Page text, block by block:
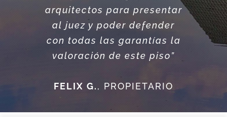
arquitectos para presentar
al juez y poder defender
con todas las garantías la
valoración de este piso”
FELIX G., PROPIETARIO
LAIA • PROPIETARIA
ROGER R. • RESPONSABLE
CONTROLLING